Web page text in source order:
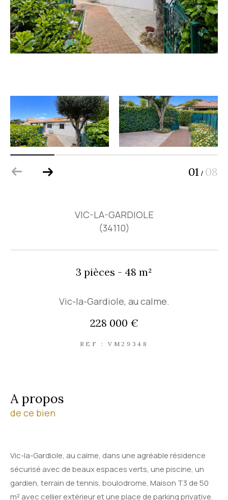
01 / 08
VIC-LA-GARDIOLE
(34110)
3 pièces - 48 m²
Vic-la-Gardiole, au calme.
228 000 €
REF : VM29348
a propos
de ce bien
Vic-la-Gardiole, au calme, dans une agréable résidence
sécurisé avec de beaux espaces verts, une piscine, un
gardien, terrain de tennis, boulodrome, Maison T3 de 50
m² avec cellier extérieur et une place de parking privative.